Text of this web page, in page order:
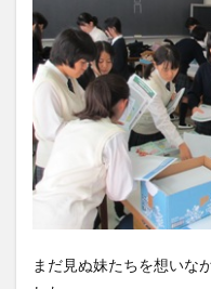
まだ見ぬ妹たちを想いな